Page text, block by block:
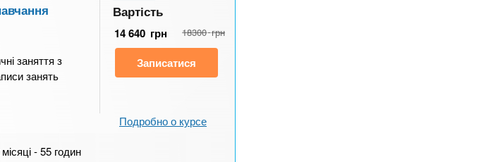
заняття з
занять
Вартість
14 640 грн 18300 грн
Записатися
Подробно о курсе
- 55 годин